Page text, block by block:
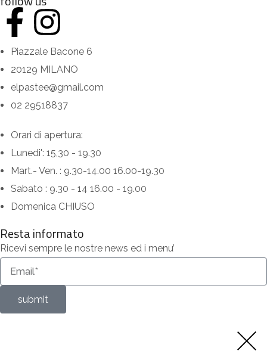
Resta informato
Ricevi sempre le nostre news ed i menu’
submit
Orari di apertura:
Lunedi': 15,30 - 19.30
Mart.- Ven. : 9.30-14.00 16.00-19.30
Sabato : 9.30 - 14 16.00 - 19.00
Domenica CHIUSO
Piazzale Bacone 6
20129 MILANO
elpastee@gmail.com
02 29518837